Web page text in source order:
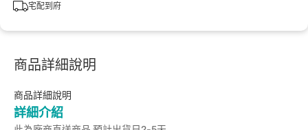
宅配到府
商品詳細說明
商品詳細說明
詳細介紹